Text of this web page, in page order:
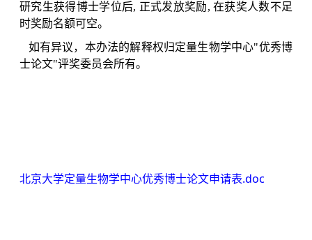
研究生获得博士学位后, 正式发放奖励, 在获奖人数不足
时奖励名额可空。
如有异议，本办法的解释权归定量生物学中心"优秀博
士论文"评奖委员会所有。
北京大学定量生物学中心优秀博士论文申请表.doc